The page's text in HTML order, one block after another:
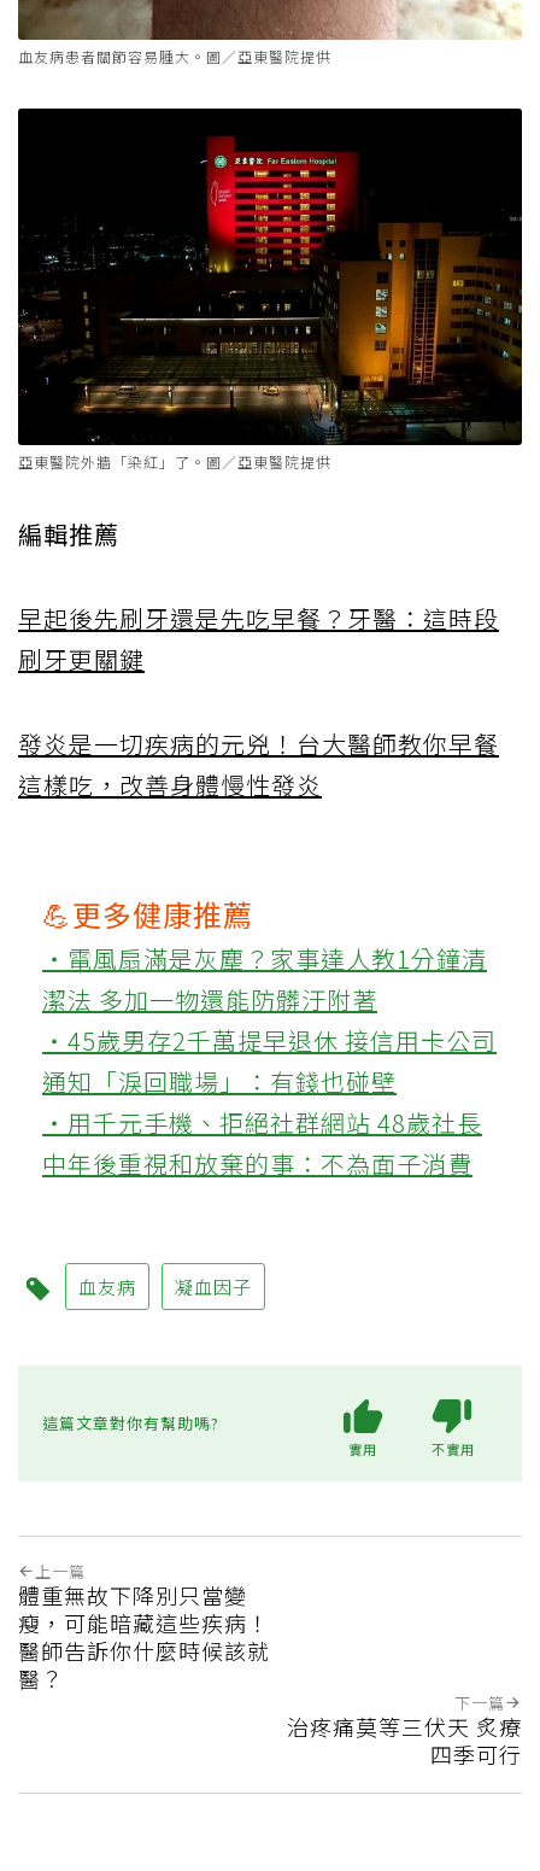
血友病患者關節容易腫大。圖／亞東醫院提供
亞東醫院外牆「染紅」了。圖／亞東醫院提供
編輯推薦
早起後先刷牙還是先吃早餐？牙醫：這時段
刷牙更關鍵
發炎是一切疾病的元兇！台大醫師教你早餐
這樣吃，改善身體慢性發炎
💪更多健康推薦
‧電風扇滿是灰塵？家事達人教1分鐘清
潔法 多加一物還能防髒汙附著
‧45歲男存2千萬提早退休 接信用卡公司
通知「淚回職場」：有錢也碰壁
‧用千元手機、拒絕社群網站 48歲社長
中年後重視和放棄的事：不為面子消費
血友病 凝血因子
這篇文章對你有幫助嗎?
實用 不實用
上一篇
體重無故下降別只當變
瘦，可能暗藏這些疾病！
醫師告訴你什麼時候該就
醫？
下一篇
治疼痛莫等三伏天 炙療
四季可行